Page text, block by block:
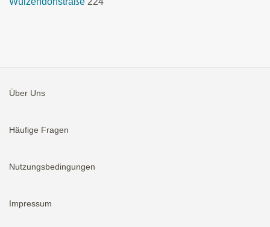
Über Uns
Häufige Fragen
Nutzungsbedingungen
Impressum